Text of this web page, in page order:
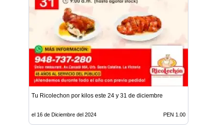
Tu Ricolechon por kilos este 24 y 31 de diciembre
el 16 de Diciembre del 2024 PEN 1.00